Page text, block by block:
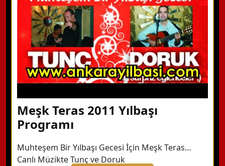
Detaylı Bilgi Alın
Meşk Teras 2011 Yılbaşı
Programı
Muhteşem Bir Yılbaşı Gecesi İçin Meşk Teras…
Canlı Müzikte Tunç ve Doruk